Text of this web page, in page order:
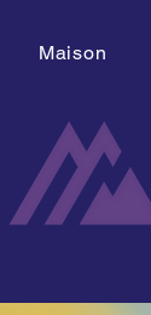
Maison